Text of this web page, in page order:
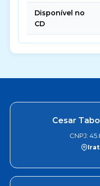
Disponível no
CD
Cesar
CNPJ: